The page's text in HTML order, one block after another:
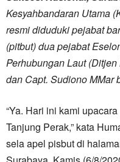
Kesyahbandaran Utama
resmi diduduki pejabat
(pitbut) dua pejabat
Perhubungan Laut
dan Capt. Sudiono MMar
“Ya. Hari ini kami
Tanjung Perak,” kata
sela apel pisbut di